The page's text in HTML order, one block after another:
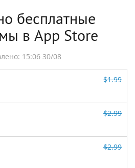
бесплатные
в App Store